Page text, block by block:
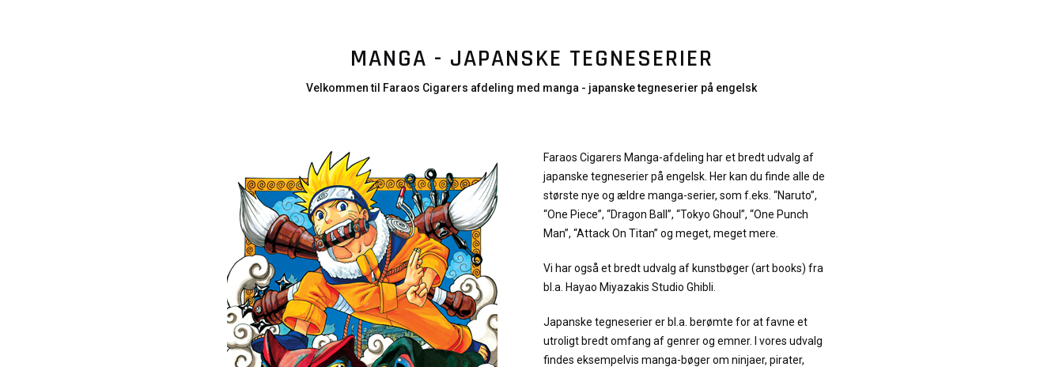
MANGA - JAPANSKE TEGNESERIER
Velkommen til Faraos Cigarers afdeling med manga - japanske tegneserier på engelsk
Faraos Cigarers Manga-afdeling har et bredt udvalg af
japanske tegneserier på engelsk. Her kan du finde alle de
største nye og ældre manga-serier, som f.eks. “Naruto”,
“One Piece”, “Dragon Ball”, “Tokyo Ghoul”, “One Punch
Man”, “Attack On Titan” og meget, meget mere.
Vi har også et bredt udvalg af kunstbøger (art books) fra
bl.a. Hayao Miyazakis Studio Ghibli.
Japanske tegneserier er bl.a. berømte for at favne et
utroligt bredt omfang af genrer og emner. I vores udvalg
findes eksempelvis manga-bøger om ninjaer, pirater,